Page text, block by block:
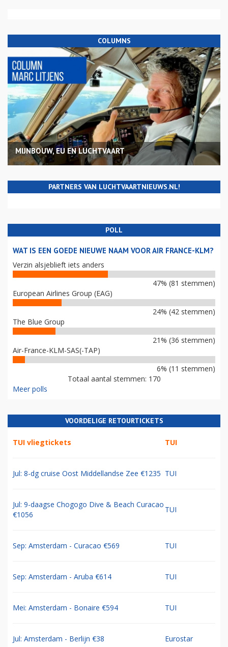
COLUMNS
MIJNBOUW, EU EN LUCHTVAART
PARTNERS VAN LUCHTVAARTNIEUWS.NL!
POLL
WAT IS EEN GOEDE NIEUWE NAAM VOOR AIR FRANCE-KLM?
Verzin alsjeblieft iets anders
47% (81 stemmen)
European Airlines Group (EAG)
24% (42 stemmen)
The Blue Group
21% (36 stemmen)
Air-France-KLM-SAS(-TAP)
6% (11 stemmen)
Totaal aantal stemmen: 170
Meer polls
VOORDELIGE RETOURTICKETS
TUI vliegtickets TUI
Jul: 8-dg cruise Oost Middellandse Zee €1235 TUI
Jul: 9-daagse Chogogo Dive & Beach Curacao
€1056
TUI
Sep: Amsterdam - Curacao €569 TUI
Sep: Amsterdam - Aruba €614 TUI
Mei: Amsterdam - Bonaire €594 TUI
Jul: Amsterdam - Berlijn €38 Eurostar